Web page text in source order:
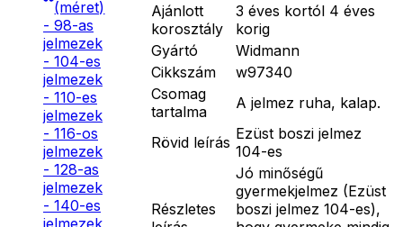
(méret)
- 98-as
jelmezek
- 104-es
jelmezek
- 110-es
jelmezek
- 116-os
jelmezek
- 128-as
jelmezek
- 140-es
jelmezek
Ajánlott
korosztály
3 éves kortól 4 éves
korig
Gyártó
Widmann
Cikkszám
w97340
Csomag
tartalma
A jelmez ruha, kalap.
Rövid leírás Ezüst boszi jelmez
104-es
Részletes
Jó minőségű
gyermekjelmez (Ezüst
boszi jelmez 104-es),